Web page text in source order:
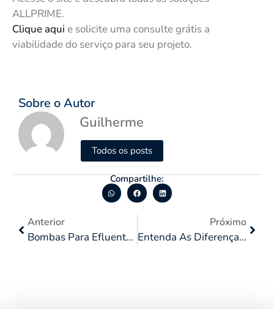
ALLPRIME.
Clique aqui e solicite uma consulte grátis a
viabilidade do serviço para seu projeto.
Sobre o Autor
Guilherme
Todos os posts
Compartilhe:
Anterior
Bombas Para Efluentes Industriais
Próximo
Entenda As Diferenças Entre Bombas Re-Autoescorvantes E Bombas Submersíveis